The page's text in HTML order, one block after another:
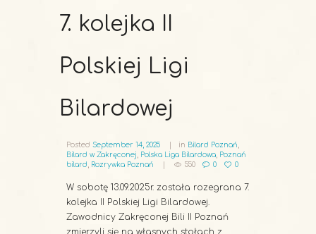
7. kolejka II
Polskiej Ligi
Bilardowej
Posted September 14, 2025 in Bilard Poznań
Bilard w Zakręconej
Polska Liga Bilardowa Poznań
bilard
Rozrywka Poznań 550 0 0
W sobotę 13.09.2025r. została rozegrana 7.
kolejka II Polskiej Ligi Bilardowej.
Zawodnicy Zakręconej Bili II Poznań
zmierzyli się na własnych stołach z